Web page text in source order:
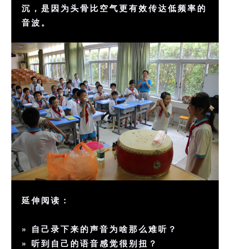
沉，是因为头骨比空气更有效传达低频率的
音波。
延伸阅读：
» 自己录下来的声音为啥那么难听？
»听到自己的语音感觉很别扭？